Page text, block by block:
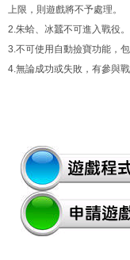
上限，則遊戲將不予處理。
2.朱蛤、冰蠶不可進入戰役。
3.不可使用自動撿寶功能，
4.無論成功或失敗，有參與